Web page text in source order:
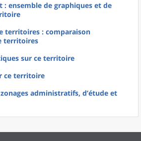
: ensemble de graphiques et de
territoires : comparaison
territoires
sur ce territoire
ce territoire
administratifs, d’étude et